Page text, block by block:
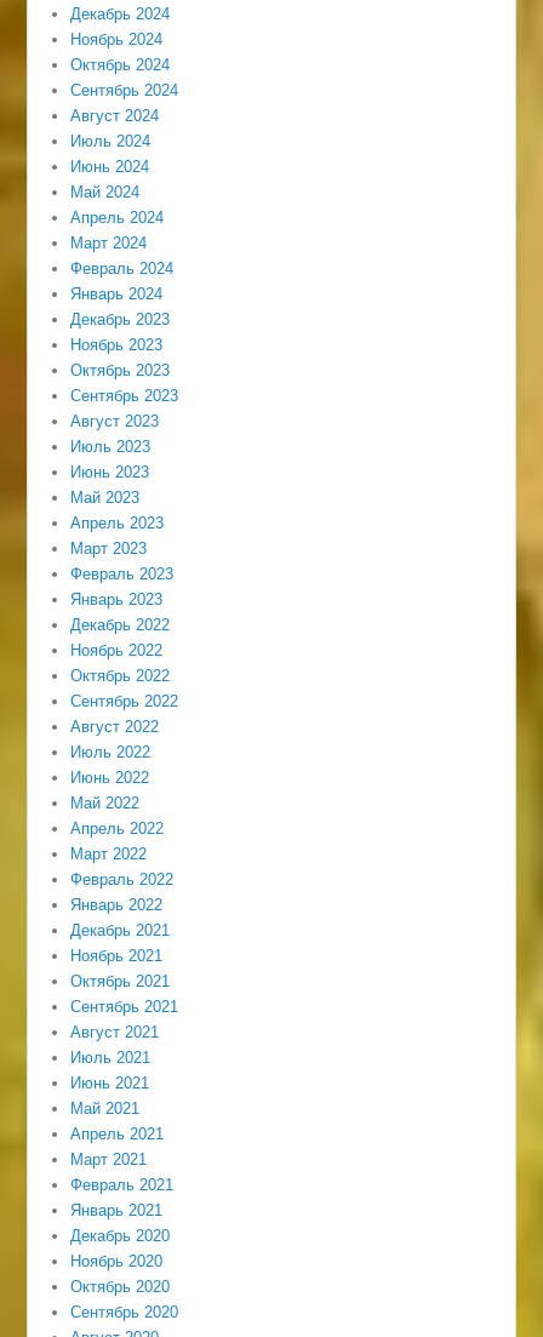
Декабрь 2024
Ноябрь 2024
Октябрь 2024
Сентябрь 2024
Август 2024
Июль 2024
Июнь 2024
Май 2024
Апрель 2024
Март 2024
Февраль 2024
Январь 2024
Декабрь 2023
Ноябрь 2023
Октябрь 2023
Сентябрь 2023
Август 2023
Июль 2023
Июнь 2023
Май 2023
Апрель 2023
Март 2023
Февраль 2023
Январь 2023
Декабрь 2022
Ноябрь 2022
Октябрь 2022
Сентябрь 2022
Август 2022
Июль 2022
Июнь 2022
Май 2022
Апрель 2022
Март 2022
Февраль 2022
Январь 2022
Декабрь 2021
Ноябрь 2021
Октябрь 2021
Сентябрь 2021
Август 2021
Июль 2021
Июнь 2021
Май 2021
Апрель 2021
Март 2021
Февраль 2021
Январь 2021
Декабрь 2020
Ноябрь 2020
Октябрь 2020
Сентябрь 2020